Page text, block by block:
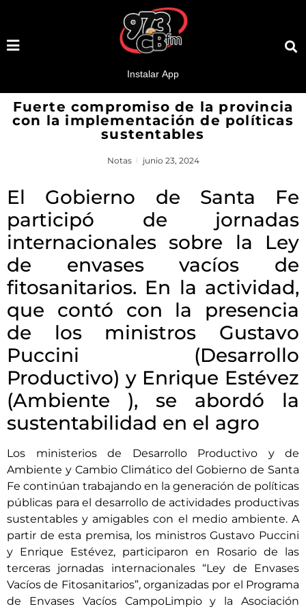
Fuerte compromiso de la provincia
con la implementación de políticas
sustentables
Notas junio 23, 2024
El Gobierno de Santa Fe
participó de jornadas
internacionales sobre la Ley
de envases vacíos de
fitosanitarios. En la actividad,
que contó con la presencia
de los ministros Gustavo
Puccini (Desarrollo
Productivo) y Enrique Estévez
(Ambiente ), se abordó la
sustentabilidad en el agro
Los ministerios de Desarrollo Productivo y de
Ambiente y Cambio Climático del Gobierno de Santa
Fe continúan trabajando en la generación de políticas
públicas para el desarrollo de actividades productivas
sustentables y amigables con el medio ambiente. A
partir de esta premisa, los ministros Gustavo Puccini
y Enrique Estévez, participaron en Rosario de las
terceras jornadas internacionales “Ley de Envases
Vacíos de Fitosanitarios”, organizadas por el Programa
de Envases Vacíos CampoLimpio y la Asociación